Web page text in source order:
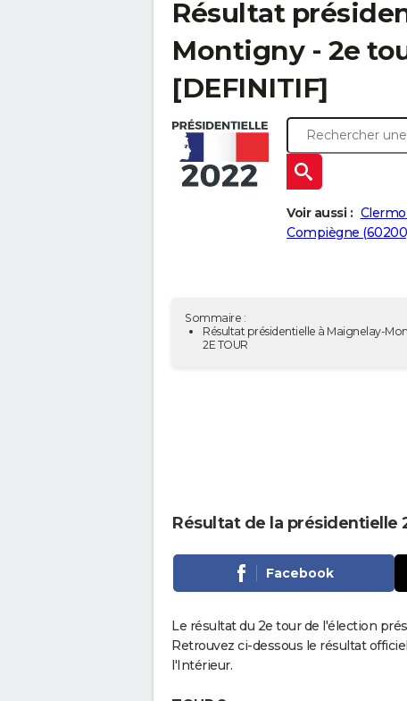
Résultat
Montigny - 2e
[DEFINITIF]
Voir aussi :
Compiègne
Sommaire :
Résultat présidentielle à Maignelay-
2E TOUR
Résultat de la présidentielle
Facebook
Le résultat du 2e tour de l'élection
Retrouvez ci-dessous le résultat
l'Intérieur.